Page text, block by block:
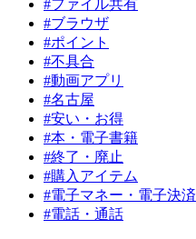
#ファイル共有
#ブラウザ
#ポイント
#不具合
#動画アプリ
#名古屋
#安い・お得
#本・電子書籍
#終了・廃止
#購入アイテム
#電子マネー・電子決済
#電話・通話